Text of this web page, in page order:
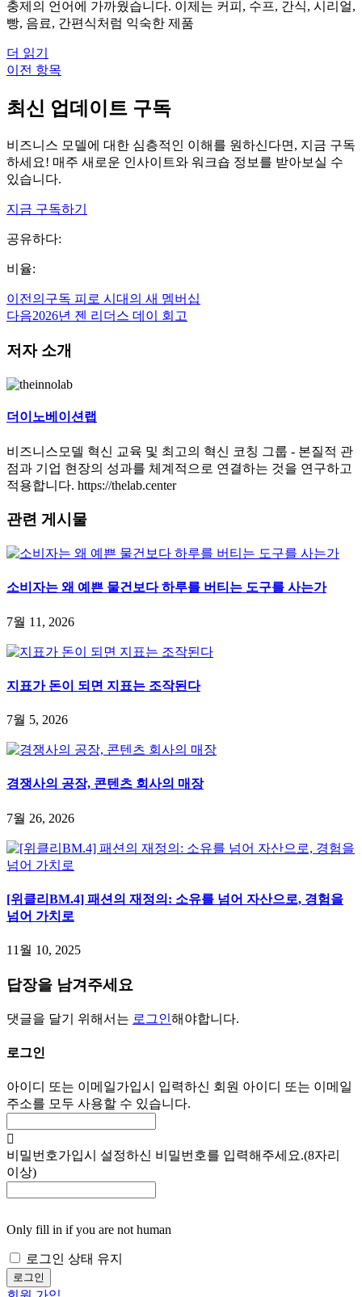
충제의 언어에 가까웠습니다. 이제는 커피, 수프, 간식, 시리얼,
빵, 음료, 간편식처럼 익숙한 제품
더 읽기
이전 항목
최신 업데이트 구독
비즈니스 모델에 대한 심층적인 이해를 원하신다면, 지금 구독
하세요! 매주 새로운 인사이트와 워크숍 정보를 받아보실 수
있습니다.
지금 구독하기
공유하다:
비율:
이전의 구독 피로 시대의 새 멤버십
다음2026년 젠 리더스 데이 회고
저자 소개
더이노베이션랩
비즈니스모델 혁신 교육 및 최고의 혁신 코칭 그룹 - 본질적 관
점과 기업 현장의 성과를 체계적으로 연결하는 것을 연구하고
적용합니다. https://thelab.center
관련 게시물
소비자는 왜 예쁜 물건보다 하루를 버티는 도구를 사는가
7월 11, 2026
지표가 돈이 되면 지표는 조작된다
7월 5, 2026
경쟁사의 공장, 콘텐츠 회사의 매장
7월 26, 2026
[위클리BM.4] 패션의 재정의: 소유를 넘어 자산으로, 경험을
넘어 가치로
11월 10, 2025
답장을 남겨주세요
댓글을 달기 위해서는 로그인해야합니다.
로그인
아이디 또는 이메일가입시 입력하신 회원 아이디 또는 이메일
주소를 모두 사용할 수 있습니다.
비밀번호가입시 설정하신 비밀번호를 입력해주세요.(8자리
이상)
Only fill in if you are not human
로그인 상태 유지